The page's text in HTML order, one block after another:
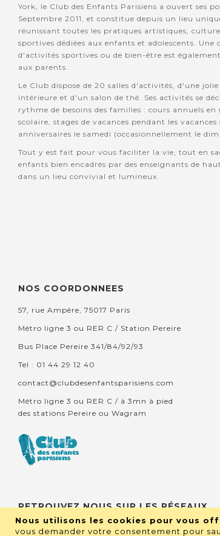
Nous utilisons les cookies pour vous
vous demander votre consentement pour
York, le Club des Enfants Parisiens a ouvert ses
Septembre 2011, et constitue depuis un lieu
réunissant toutes les pratiques artistiques,
sportives dédiées aux enfants et adolescents. Une
d'activités sportives ou de bien-être est
aux parents.
Le Club dispose de 20 salles d'activités, d'une
intérieure et d'un salon de thé. Ses activités se
rythme de besoins des familles : cours annuels en
scolaire, stages de vacances pendant les vacances
anniversaires le samedi (occasionnellement le
Tout y est fait pour vous faciliter la vie, tout en
enfants bien encadrés par des enseignants de
dans un lieu convivial et lumineux.
NOS COORDONNEES
57, rue Ampère, 75017 Paris
Métro ligne 3 ou RER C / Station Pereire
Bus Place Pereire 341/84/92/93
Tel : 01 44 29 12 40
contact@clubdesenfantsparisiens.com
Métro ligne 3 ou RER C / à 3mn à pied
des stations Pereire ou Wagram
RETROUVEZ NOUS SUR LES RÉSEAUX